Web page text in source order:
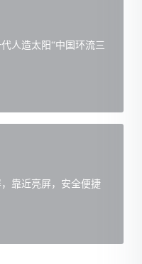
人造太阳“中国环流三
靠近亮屏，安全便捷